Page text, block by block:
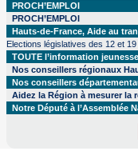
PROCH’EMPLOI
PROCH’EMPLOI
Hauts-de-France, Aide au
Elections législatives des 12 et
TOUTE l’information
Nos conseillers régionaux
Nos conseillers
Aidez la Région à mesurer la
Notre Député à l’Assemblée